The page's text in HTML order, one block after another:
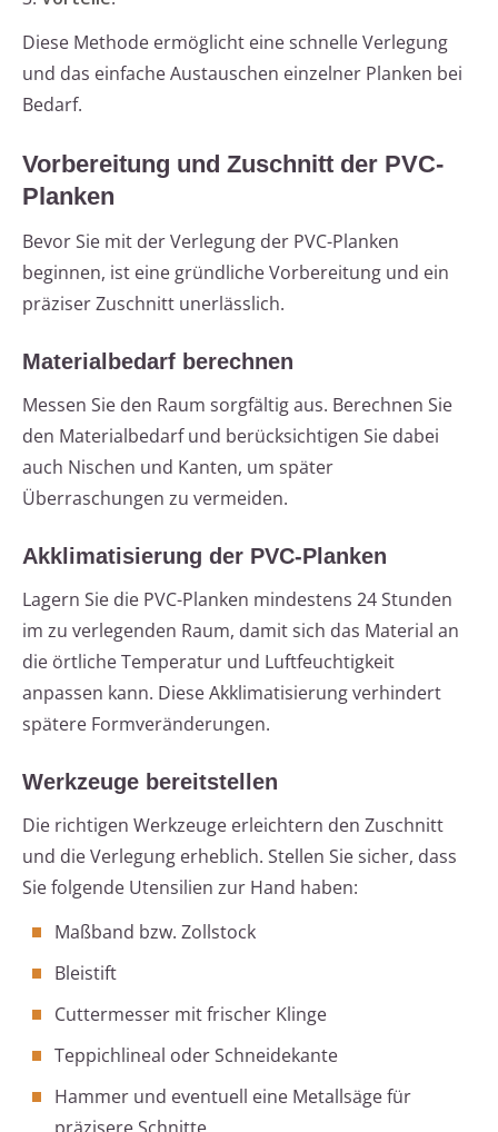
Diese Methode ermöglicht eine schnelle Verlegung
und das einfache Austauschen einzelner Planken bei
Bedarf.
Vorbereitung und Zuschnitt der PVC-
Planken
Bevor Sie mit der Verlegung der PVC-Planken
beginnen, ist eine gründliche Vorbereitung und ein
präziser Zuschnitt unerlässlich.
Materialbedarf berechnen
Messen Sie den Raum sorgfältig aus. Berechnen Sie
den Materialbedarf und berücksichtigen Sie dabei
auch Nischen und Kanten, um später
Überraschungen zu vermeiden.
Akklimatisierung der PVC-Planken
Lagern Sie die PVC-Planken mindestens 24 Stunden
im zu verlegenden Raum, damit sich das Material an
die örtliche Temperatur und Luftfeuchtigkeit
anpassen kann. Diese Akklimatisierung verhindert
spätere Formveränderungen.
Werkzeuge bereitstellen
Die richtigen Werkzeuge erleichtern den Zuschnitt
und die Verlegung erheblich. Stellen Sie sicher, dass
Sie folgende Utensilien zur Hand haben:
Maßband bzw. Zollstock
Bleistift
Cuttermesser mit frischer Klinge
Teppichlineal oder Schneidekante
Hammer und eventuell eine Metallsäge für